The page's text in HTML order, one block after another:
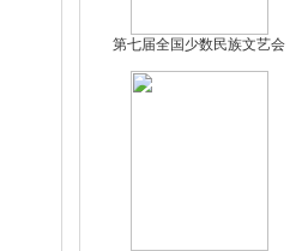
第七届全国少数民族文艺会